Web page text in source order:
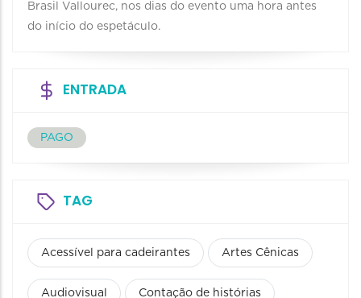
Brasil Vallourec, nos dias do evento uma hora antes
do início do espetáculo.
ENTRADA
PAGO
TAG
Acessível para cadeirantes Artes Cênicas
Audiovisual Contação de histórias